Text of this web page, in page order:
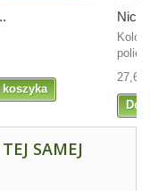
koszyka
Nici
Kolor
27,60
SAMEJ